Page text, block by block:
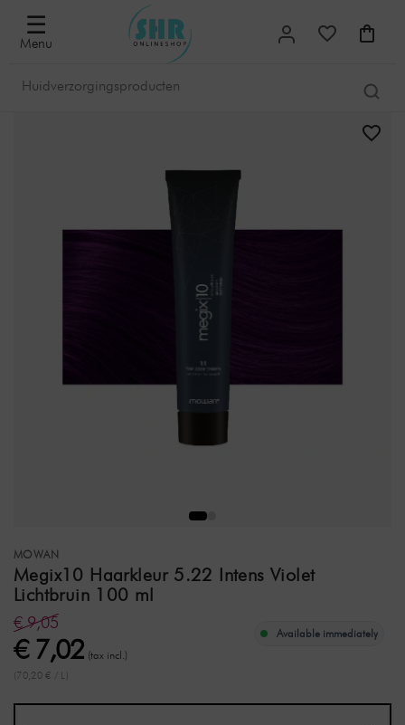
☰
Menu
MOWAN
Megix10 Haarkleur 5.22 Intens Violet
Lichtbruin 100 ml
€ 9,05
€ 7,02 (tax incl.)
(70,20 € / L)
Available immediately